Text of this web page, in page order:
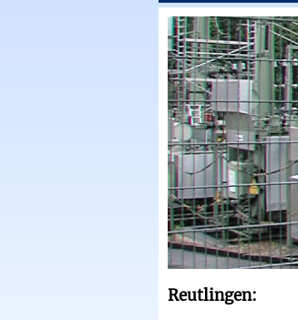
Reutlingen: